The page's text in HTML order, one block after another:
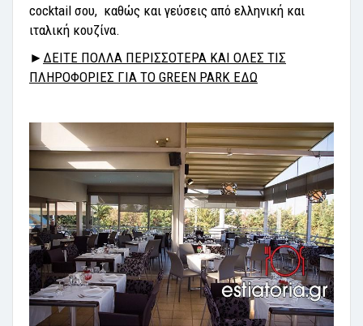
cocktail σου, καθώς και γεύσεις από ελληνική και
ιταλική κουζίνα.
► ΔΕΙΤΕ ΠΟΛΛΑ ΠΕΡΙΣΣΟΤΕΡΑ ΚΑΙ ΟΛΕΣ ΤΙΣ
ΠΛΗΡΟΦΟΡΙΕΣ ΓΙΑ ΤΟ GREEN PARK ΕΔΩ